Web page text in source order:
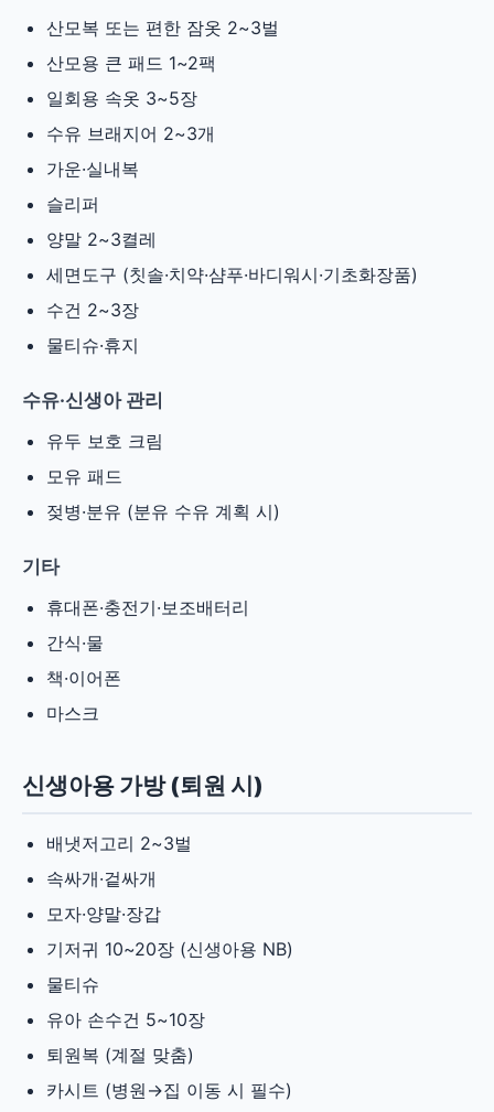
산모복 또는 편한 잠옷 2~3벌
산모용 큰 패드 1~2팩
일회용 속옷 3~5장
수유 브래지어 2~3개
가운·실내복
슬리퍼
양말 2~3켤레
세면도구 (칫솔·치약·샴푸·바디워시·기초화장품)
수건 2~3장
물티슈·휴지
수유·신생아 관리
유두 보호 크림
모유 패드
젖병·분유 (분유 수유 계획 시)
기타
휴대폰·충전기·보조배터리
간식·물
책·이어폰
마스크
신생아용 가방 (퇴원 시)
배냇저고리 2~3벌
속싸개·겉싸개
모자·양말·장갑
기저귀 10~20장 (신생아용 NB)
물티슈
유아 손수건 5~10장
퇴원복 (계절 맞춤)
카시트 (병원→집 이동 시 필수)